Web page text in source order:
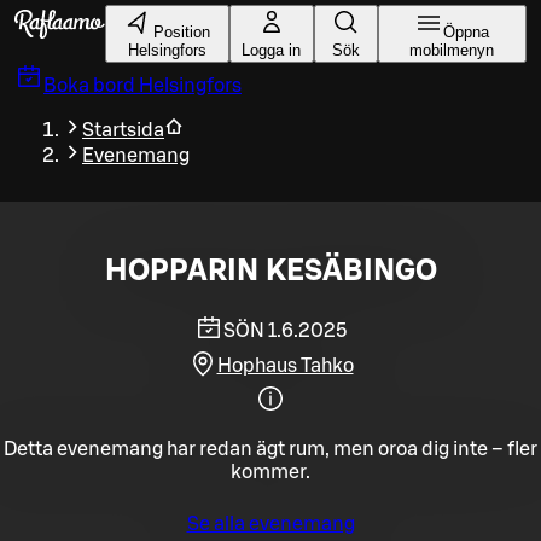
Gå till huvudinnehållet
Position
Helsingfors
Logga in Sök
Öppna
mobilmenyn
Boka bord Helsingfors
Startsida
Evenemang
HOPPARIN KESÄBINGO
SÖN 1.6.2025
Hophaus Tahko
Detta evenemang har redan ägt rum, men oroa dig inte – fler
kommer.
Se alla evenemang